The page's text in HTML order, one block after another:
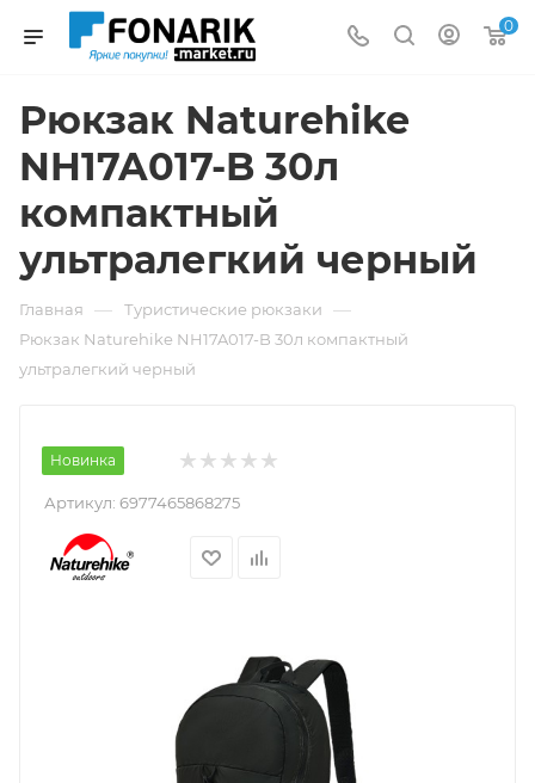
0
Рюкзак Naturehike
NH17A017-B 30л
компактный
ультралегкий черный
Главная — Туристические рюкзаки —
Рюкзак Naturehike NH17A017-B 30л компактный
ультралегкий черный
Новинка
Артикул: 6977465868275